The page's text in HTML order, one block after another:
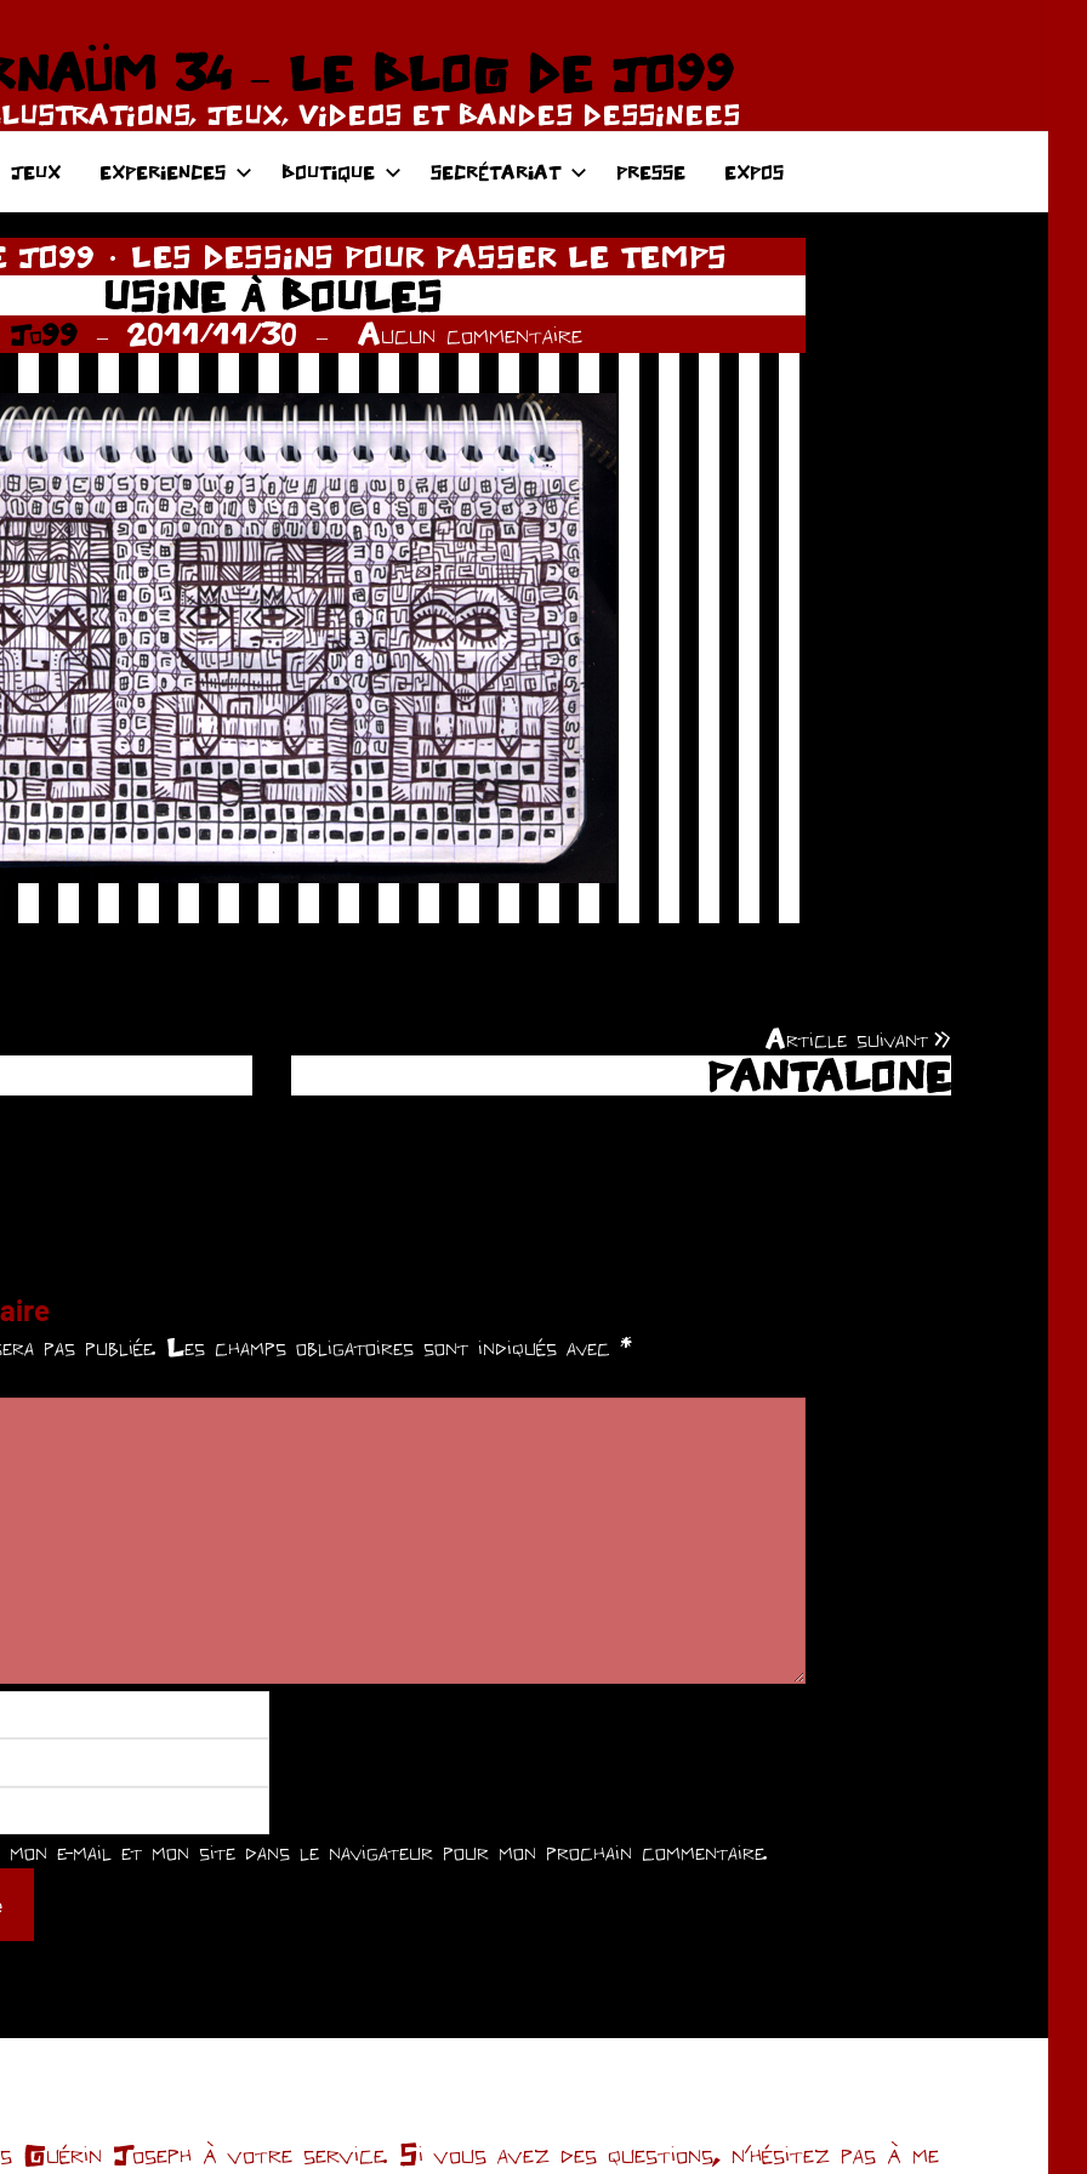
34 – LE BLOG DE JO99
JEUX, VIDEOS ET BANDES DESSINEES
JEUX EXPERIENCES BOUTIQUE SECRÉTARIAT PRESSE EXPOS
JO99 LES DESSINS POUR PASSER LE TEMPS
USINE À BOULES
Jo99 2011/11/30 Aucun commentaire
Article suivant
PANTALONE
pas publiée. Les champs obligatoires sont indiqués avec *
e-mail et mon site dans le navigateur pour mon prochain commentaire.
Joseph à votre service. Si vous avez des questions, n’hésitez pas à me